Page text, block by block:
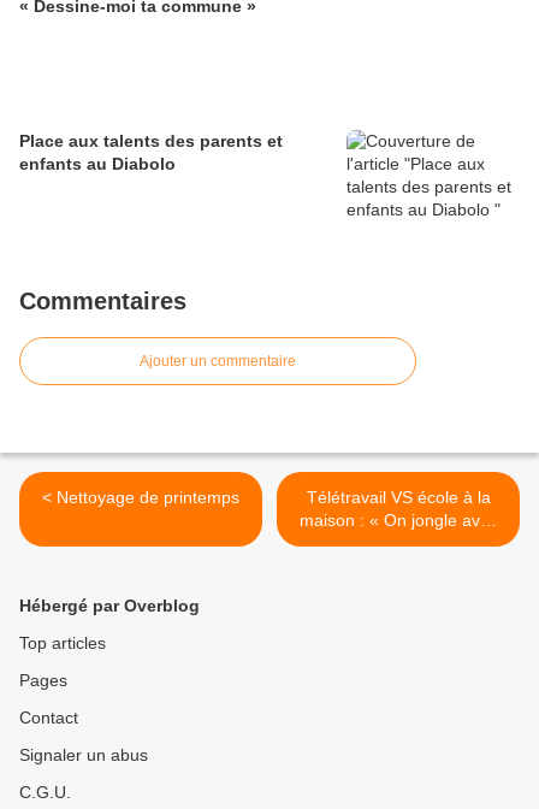
« Dessine-moi ta commune »
Place aux talents des parents et
enfants au Diabolo
Commentaires
Ajouter un commentaire
< Nettoyage de printemps
Télétravail VS école à la
maison : « On jongle avec
quatre balles » >
Hébergé par Overblog
Top articles
Pages
Contact
Signaler un abus
C.G.U.